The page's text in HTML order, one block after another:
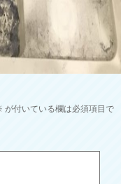
が付いている欄は必須項目で